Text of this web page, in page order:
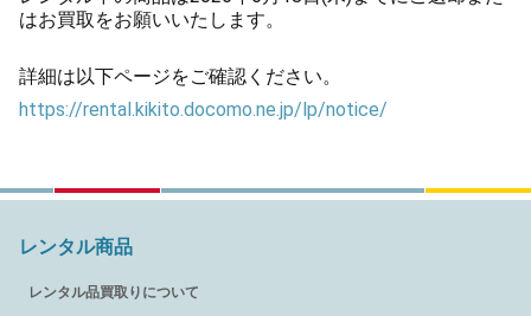
はお買取をお願いいたします。
詳細は以下ページをご確認ください。
https://rental.kikito.docomo.ne.jp/lp/notice/
レンタル商品
レンタル品買取りについて